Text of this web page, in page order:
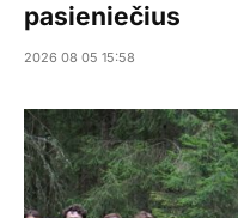
pasieniečius
2026 08 05 15:58